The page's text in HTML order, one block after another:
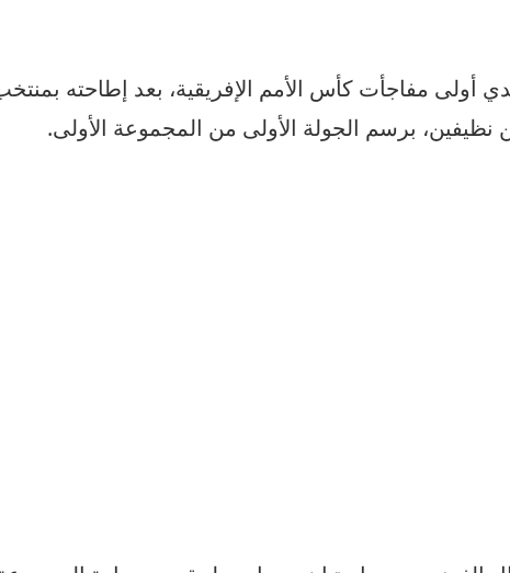
أولى مفاجأت كأس الأمم الإفريقية، بعد إطاحته
نظيفين، برسم الجولة الأولى من المجموعة الأولى.